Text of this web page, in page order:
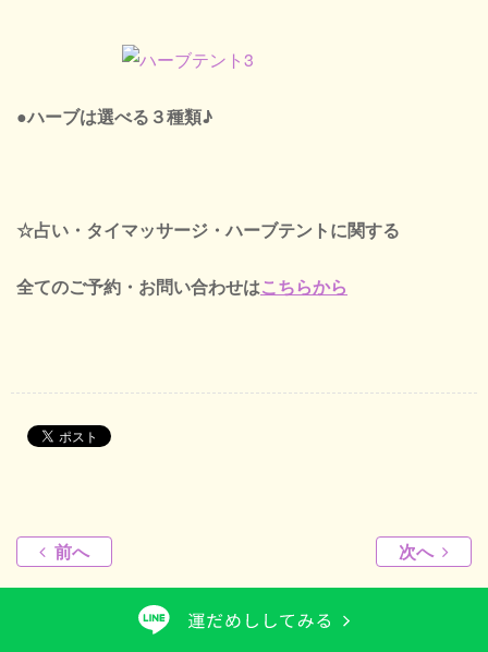
●ハーブは選べる３種類♪
☆占い・タイマッサージ・ハーブテントに関する
全てのご予約・お問い合わせはこちらから
前へ 次へ